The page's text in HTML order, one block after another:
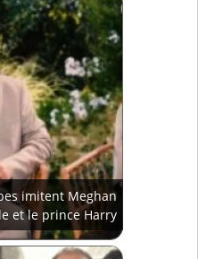
imitent Meghan
et le prince Harry